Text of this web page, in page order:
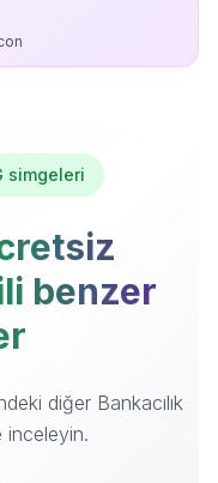
simgeleri
benzer
diğer Bankacılık
inceleyin.